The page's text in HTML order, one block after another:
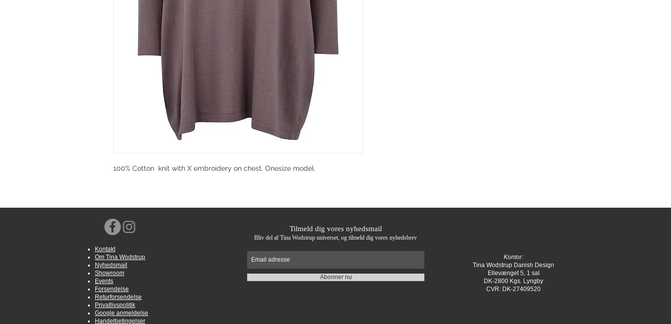
100% Cotton knit with X embroidery on chest. Onesize model.
Kontakt
Om Tina Wodstrup
Nyhedsmail
Showroom
Events
Forsendelse
Returforsendelse
Privatlivspolitik
Google anmeldelse
Handelbetingelser
Tilmeld dig vores nyhedsmail
Bliv del af Tina Wodstrup universet, og tilmeld dig vores nyhedsbrev
Abonner nu
Kontor:
Tina Wodstrup Danish Design
Ellevænget 5, 1 sal
DK-2800 Kgs. Lyngby
CVR: DK-27409520